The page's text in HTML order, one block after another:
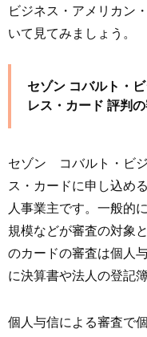
ビジネス・アメリカン
いて見てみましょう。
セゾン コバルト・
レス・カード 評判
セゾン コバルト・ビ
ス・カードに申し込め
人事業主です。一般的
規模などが審査の対象
のカードの審査は個人
に決算書や法人の登記
個人与信による審査で